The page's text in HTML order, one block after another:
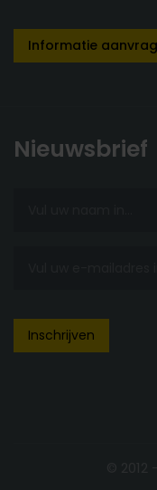
Informatie
Nieuwsbrief